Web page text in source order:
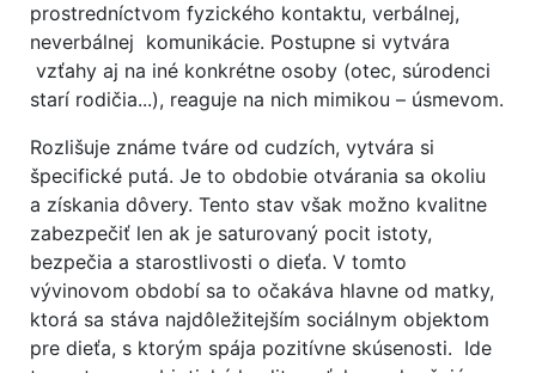
prostredníctvom fyzického kontaktu, verbálnej,
neverbálnej komunikácie. Postupne si vytvára
vzťahy aj na iné konkrétne osoby (otec, súrodenci
starí rodičia...), reaguje na nich mimikou – úsmevom.
Rozlišuje známe tváre od cudzích, vytvára si
špecifické putá. Je to obdobie otvárania sa okoliu
a získania dôvery. Tento stav však možno kvalitne
zabezpečiť len ak je saturovaný pocit istoty,
bezpečia a starostlivosti o dieťa. V tomto
vývinovom období sa to očakáva hlavne od matky,
ktorá sa stáva najdôležitejším sociálnym objektom
pre dieťa, s ktorým spája pozitívne skúsenosti. Ide